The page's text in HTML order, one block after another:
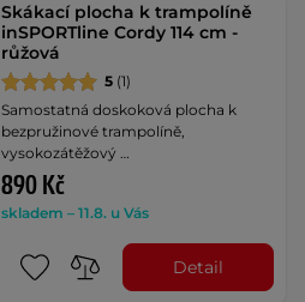
Skákací plocha k trampolíně
inSPORTline Cordy 114 cm -
růžová
5 (1)
Samostatná doskoková plocha k
bezpružinové trampolíně,
vysokozátěžový …
890 Kč
skladem – 11.8. u Vás
Detail